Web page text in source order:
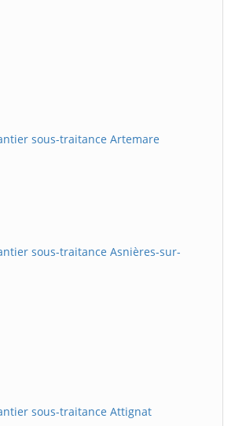
sous-traitance Artemare
sous-traitance Asnières-sur-
sous-traitance Attignat